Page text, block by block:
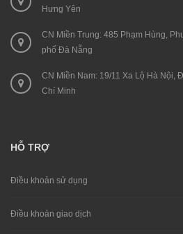
Hưng Yên
CN Miền Trung: 485 Phạm Hùng,
phố Đà Nẵng
CN Miền Nam: 19/11 Xa Lộ Hà Nội,
Chí Minh
HỖ TRỢ
Điều khoản sử dụng
Điều khoản giao dịch